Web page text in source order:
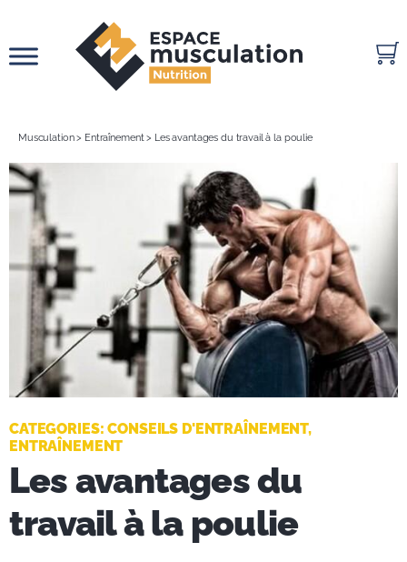
Musculation> Entraînement> Les avantages du travail à la poulie
CATEGORIES:CONSEILS D'ENTRAÎNEMENT,
ENTRAÎNEMENT
Les avantages du
travail à la poulie